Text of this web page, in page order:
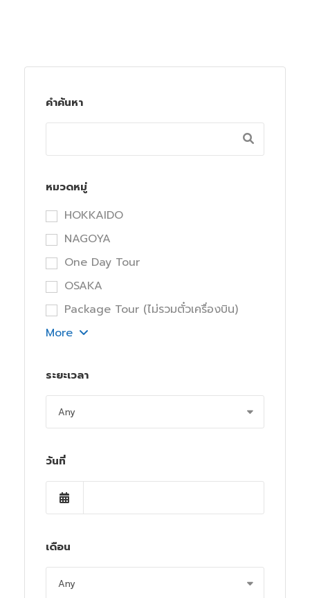
คำค้นหา
หมวดหมู่
HOKKAIDO
NAGOYA
One Day Tour
OSAKA
Package Tour (ไม่รวมตั๋วเครื่องบิน)
More
ระยะเวลา
วันที่
เดือน